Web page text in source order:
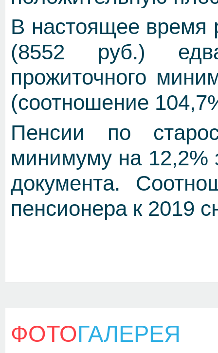
В настоящее время
(8552 руб.)
прожиточного
(соотношение
Пенсии по
минимуму на 12,2%
документа.
пенсионера к 2019
ФОТОГАЛЕРЕЯ